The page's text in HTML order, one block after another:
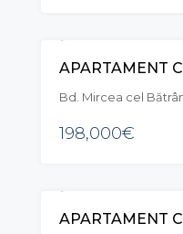
Bd. Mircea cel
198,000€